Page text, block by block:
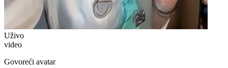
Uživo
video
Govoreći avatar